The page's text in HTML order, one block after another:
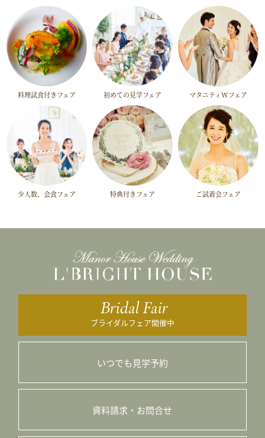
料理試食付きフェア 初めての見学フェア マタニティWフェア
少人数、会食フェア 特典付きフェア ご試着会フェア
Bridal Fair
ブライダルフェア開催中
いつでも見学予約
資料請求・お問合せ